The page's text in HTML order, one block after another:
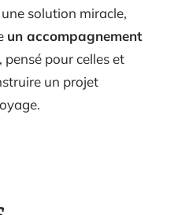
solution miracle,
un accompagnement
, pensé pour celles et
un projet